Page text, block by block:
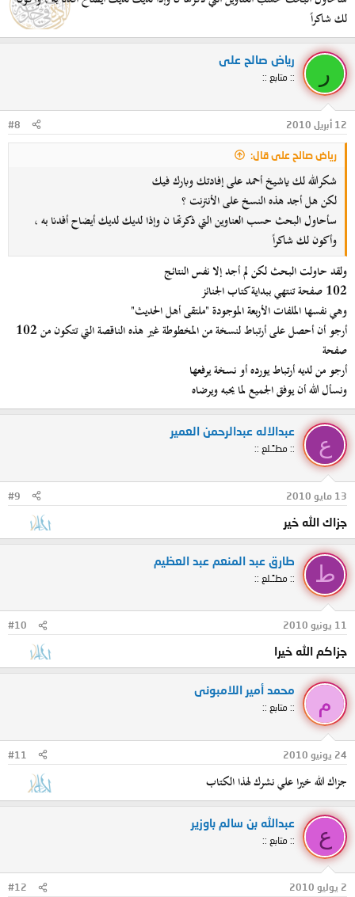
لك شاكراً
ر
رياض صالح على
:: متابع ::
12 أبريل 2010 #8
رياض صالح على قال:
شكرالله لك ياشيخ أحمد على إفادتك وبارك فيك
لكن هل أجد هذه النسخ على الأنترنت ؟
سأحاول البحث حسب العناوين التي ذكرتها ن وإذا لديك لديك أيضاح أفدنا به ،
وأكون لك شاكراً
ولقد حاولت البحث لكن لم أجد إلا نفس النتائج
102 صفحة تنتهي ببداية كتاب الجنائز
وهي نفسها الملفات الأربعة الموجودة "ملتقى أهل الحديث"
أرجو أن أحصل على أرتباط لنسخة من المخطوطة غير هذه الناقصة التي تتكون من 102
صفحة
أرجو من لديه أرتباط يورده أو نسخة يرفعها
ونسأل الله أن يوفق الجميع لما يحبه ويرضاه
ع
عبدالاله عبدالرحمن العمير
:: مطـًـلع ::
13 مايو 2010 #9
جزاك الله خير
ط
طارق عبد المنعم عبد العظيم
:: مطـًـلع ::
11 يونيو 2010 #10
جزاكم الله خيرا
م
محمد أمير اللامبونى
:: متابع ::
24 يونيو 2010 #11
جزاك الله خيرا علي نشرك لهذا الكتاب
ع
عبدالله بن سالم باوزير
:: متابع ::
2 يوليو 2010 #12